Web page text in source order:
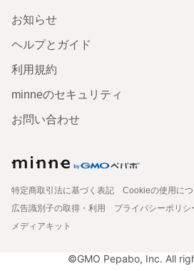
お知らせ
ヘルプとガイド
利用規約
minneのセキュリティ
お問い合わせ
特定商取引法に基づく表記
Cookieの使用に
広告識別子の取得・利用
プライバシーポリシ
メディアキット
©GMO Pepabo, Inc. All